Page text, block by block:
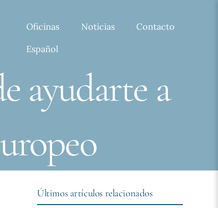
Oficinas Noticias
Contacto
Español
ayudarte a
Últimos artículos relacionados